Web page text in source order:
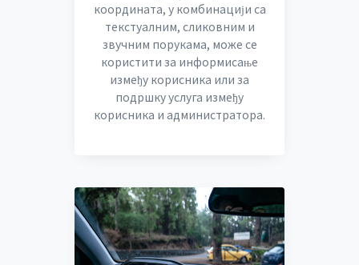
координата, у комбинацији са
текстуалним, сликовним и
звучним порукама, може се
користити за информисање
између корисника или за
подршку услуга између
корисника и администратора.